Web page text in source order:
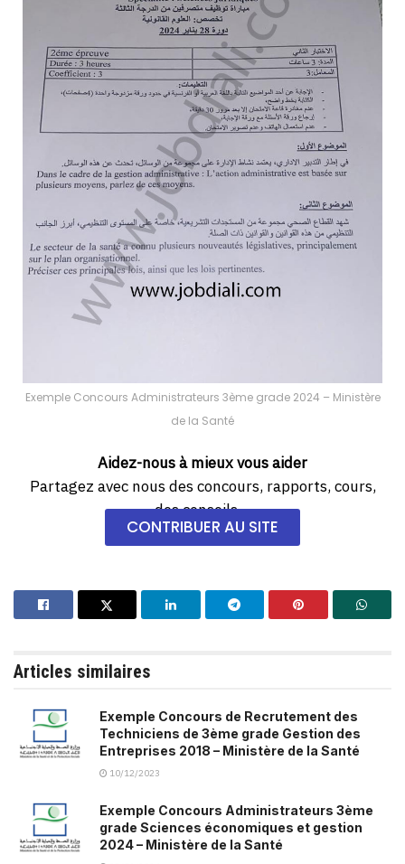
Exemple Concours Administrateurs 3ème grade 2024 – Ministère
de la Santé
Aidez-nous à mieux vous aider
Partagez avec nous des concours, rapports, cours,
des conseils…
CONTRIBUER AU SITE
Articles similaires
Exemple Concours de Recrutement des
Techniciens de 3ème grade Gestion des
Entreprises 2018 – Ministère de la Santé
10/12/2023
Exemple Concours Administrateurs 3ème
grade Sciences économiques et gestion
2024 – Ministère de la Santé